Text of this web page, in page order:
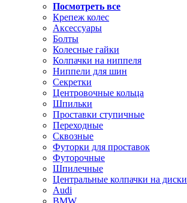
Посмотреть все
Крепеж колес
Аксессуары
Болты
Колесные гайки
Колпачки на ниппеля
Ниппели для шин
Секретки
Центровочные кольца
Шпильки
Проставки ступичные
Переходные
Сквозные
Футорки для проставок
Футорочные
Шпилечные
Центральные колпачки на диски
Audi
BMW